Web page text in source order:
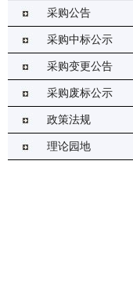
采购公告
采购中标公示
采购变更公告
采购废标公示
政策法规
理论园地